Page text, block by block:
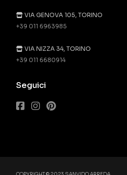
VIA GENOVA 105, TORINO
+39 011 6963985
VIA NIZZA 34, TORINO
+39 011 6680914
Seguici